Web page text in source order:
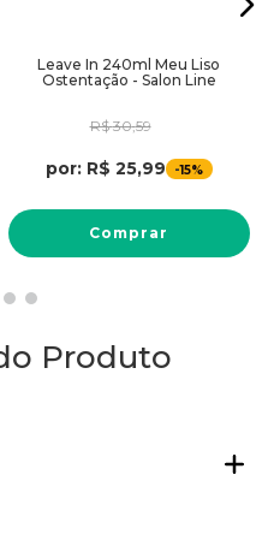
Leave In 240ml Meu Liso
Ostentação - Salon Line
R$ 30,59
por: R$ 25,99 -15%
Comprar
Produto